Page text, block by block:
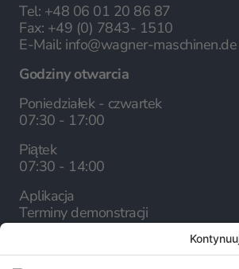
Tel: +48 06 01 20 86 87
Fax: +49 (0) 7843- 1510
E-Mail: info@wagner-maschinen.de
Godziny otwarcia
Poniedziałek - czwartek
07:30 - 17:00
Piątek
07:30 - 14:00
Aplikacja
Terminy demonstracji